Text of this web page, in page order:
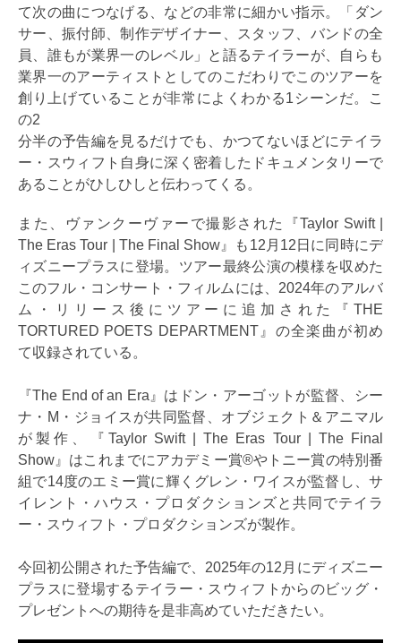
て次の曲につなげる、などの非常に細かい指示。「ダン
サー、振付師、制作デザイナー、スタッフ、バンドの全
員、誰もが業界一のレベル」と語るテイラーが、自らも
業界一のアーティストとしてのこだわりでこのツアーを
創り上げていることが非常によくわかる1シーンだ。こ
の2
分半の予告編を見るだけでも、かつてないほどにテイラ
ー・スウィフト自身に深く密着したドキュメンタリーで
あることがひしひしと伝わってくる。
また、ヴァンクーヴァーで撮影された『Taylor Swift |
The Eras Tour | The Final Show』も12月12日に同時にデ
ィズニープラスに登場。ツアー最終公演の模様を収めた
このフル・コンサート・フィルムには、2024年のアルバ
ム・リリース後にツアーに追加された『THE
TORTURED POETS DEPARTMENT』の全楽曲が初め
て収録されている。
『The End of an Era』はドン・アーゴットが監督、シー
ナ・M・ジョイスが共同監督、オブジェクト＆アニマル
が製作、『Taylor Swift | The Eras Tour | The Final
Show』はこれまでにアカデミー賞®やトニー賞の特別番
組で14度のエミー賞に輝くグレン・ワイスが監督し、サ
イレント・ハウス・プロダクションズと共同でテイラ
ー・スウィフト・プロダクションズが製作。
今回初公開された予告編で、2025年の12月にディズニー
プラスに登場するテイラー・スウィフトからのビッグ・
プレゼントへの期待を是非高めていただきたい。